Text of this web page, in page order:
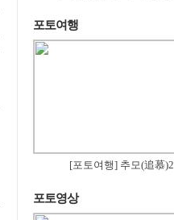
포토여행
[포토여행] 추모(追慕)2
포토영상